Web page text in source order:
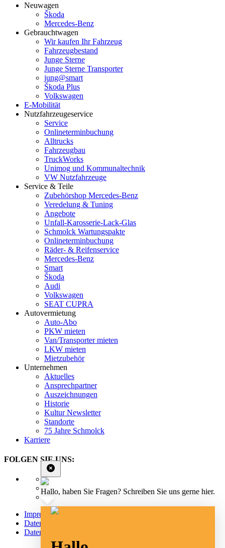
Neuwagen
Škoda
Mercedes-Benz
Gebrauchtwagen
Wir kaufen Ihr Fahrzeug
Fahrzeugbestand
Junge Sterne
Junge Sterne Transporter
jung@smart
Škoda Plus
Volkswagen
E-Mobilität
Nutzfahrzeugeservice
Service
Onlineterminbuchung
Alltrucks
Fahrzeugbau
TruckWorks
Unimog und Kommunaltechnik
VW Nutzfahrzeuge
Service & Teile
Zubehörshop Mercedes-Benz
Veredelung & Tuning
Angebote
Unfall-Karosserie-Lack-Glas
Schmolck Wartungspakte
Onlineterminbuchung
Räder- & Reifenservice
Mercedes-Benz
Smart
Škoda
Audi
Volkswagen
SEAT CUPRA
Autovermietung
Auto-Abo
PKW mieten
Van/Transporter mieten
LKW mieten
Mietzubehör
Unternehmen
Aktuelles
Ansprechpartner
Auszeichnungen
Historie
Kultur Newsletter
Standorte
75 Jahre Schmolck
Karriere
FOLGEN SIE UNS:
Impressum
Datenschutz
Datenschutz Social Media
Hallo, haben Sie Fragen? Schreiben Sie uns gerne hier.